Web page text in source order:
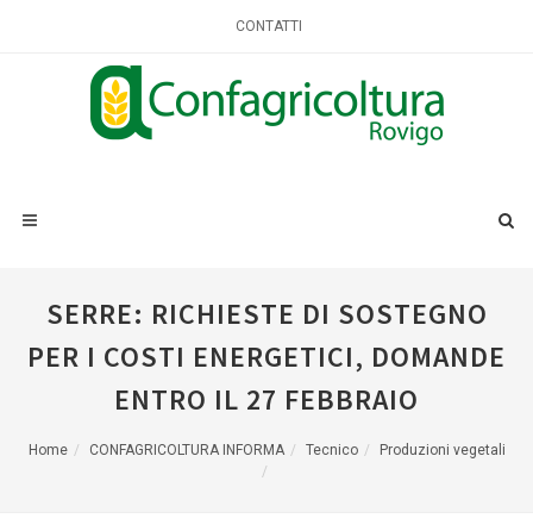
CONTATTI
SERRE: RICHIESTE DI SOSTEGNO
PER I COSTI ENERGETICI, DOMANDE
ENTRO IL 27 FEBBRAIO
Home CONFAGRICOLTURA INFORMA Tecnico Produzioni vegetali